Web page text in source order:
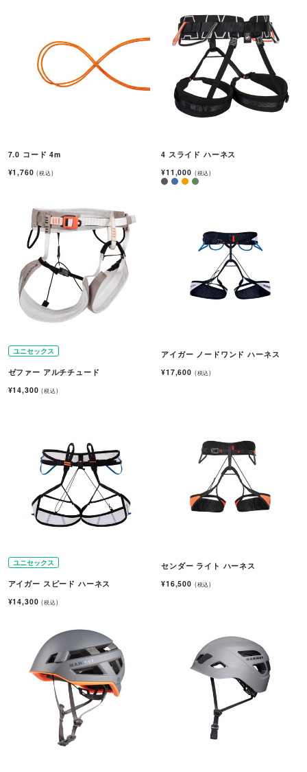
7.0 コード 4m
¥1,760(税込)
4 スライド ハーネス
¥11,000 (税込)
ユニセックス
ゼファー アルチチュード
¥14,300(税込)
アイガー ノードワンド ハーネス
¥17,600 (税込)
ユニセックス
アイガー スピード ハーネス
¥14,300(税込)
センダー ライト ハーネス
¥16,500 (税込)